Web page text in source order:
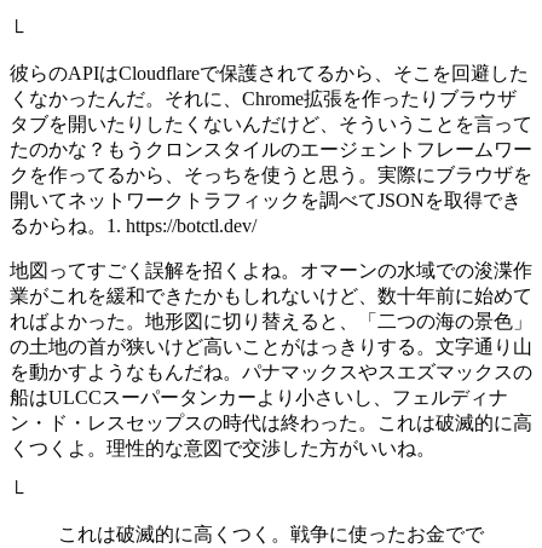
└
彼らのAPIはCloudflareで保護されてるから、そこを回避した
くなかったんだ。それに、Chrome拡張を作ったりブラウザ
タブを開いたりしたくないんだけど、そういうことを言って
たのかな？もうクロンスタイルのエージェントフレームワー
クを作ってるから、そっちを使うと思う。実際にブラウザを
開いてネットワークトラフィックを調べてJSONを取得でき
るからね。1. https://botctl.dev/
地図ってすごく誤解を招くよね。オマーンの水域での浚渫作
業がこれを緩和できたかもしれないけど、数十年前に始めて
ればよかった。地形図に切り替えると、「二つの海の景色」
の土地の首が狭いけど高いことがはっきりする。文字通り山
を動かすようなもんだね。パナマックスやスエズマックスの
船はULCCスーパータンカーより小さいし、フェルディナ
ン・ド・レスセップスの時代は終わった。これは破滅的に高
くつくよ。理性的な意図で交渉した方がいいね。
└
これは破滅的に高くつく。戦争に使ったお金でで